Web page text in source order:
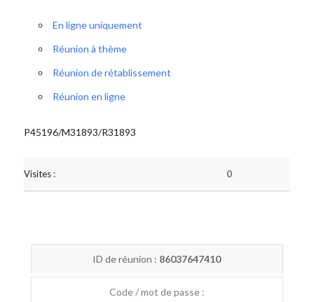
En ligne uniquement
Réunion à thème
Réunion de rétablissement
Réunion en ligne
P45196/M31893/R31893
Visites : 0
ID de réunion : 86037647410
Code / mot de passe :